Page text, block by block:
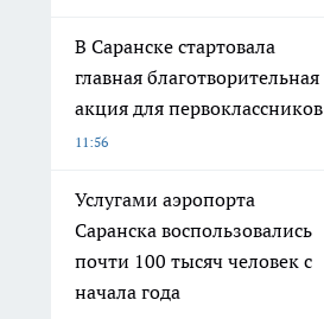
В Саранске стартовала
главная благотворительная
акция для первоклассников
11:56
Услугами аэропорта
Саранска воспользовались
почти 100 тысяч человек с
начала года